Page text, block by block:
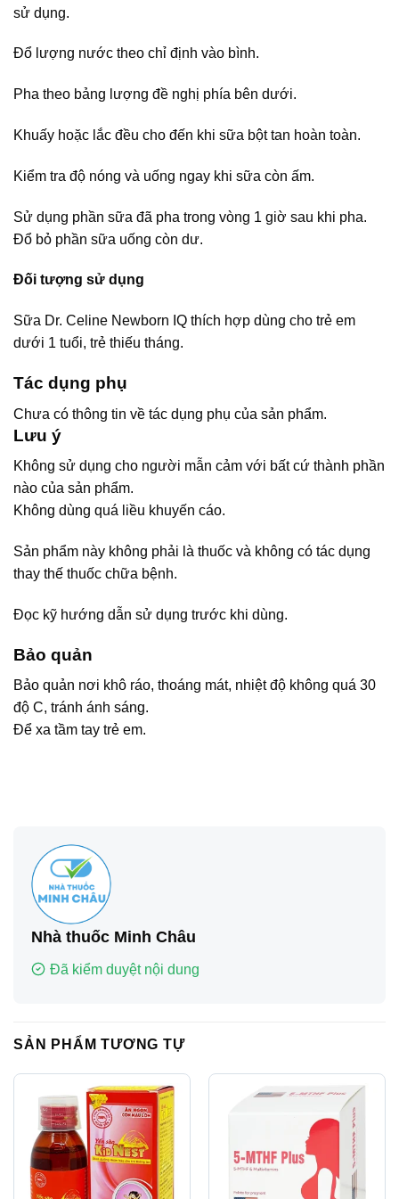
sử dụng.
Đổ lượng nước theo chỉ định vào bình.
Pha theo bảng lượng đề nghị phía bên dưới.
Khuấy hoặc lắc đều cho đến khi sữa bột tan hoàn toàn.
Kiểm tra độ nóng và uống ngay khi sữa còn ấm.
Sử dụng phần sữa đã pha trong vòng 1 giờ sau khi pha.
Đổ bỏ phần sữa uống còn dư.
Đối tượng sử dụng
Sữa Dr. Celine Newborn IQ thích hợp dùng cho trẻ em
dưới 1 tuổi, trẻ thiếu tháng.
Tác dụng phụ
Chưa có thông tin về tác dụng phụ của sản phẩm.
Lưu ý
Không sử dụng cho người mẫn cảm với bất cứ thành phần
nào của sản phẩm.
Không dùng quá liều khuyến cáo.
Sản phẩm này không phải là thuốc và không có tác dụng
thay thế thuốc chữa bệnh.
Đọc kỹ hướng dẫn sử dụng trước khi dùng.
Bảo quản
Bảo quản nơi khô ráo, thoáng mát, nhiệt độ không quá 30
độ C, tránh ánh sáng.
Để xa tầm tay trẻ em.
Nhà thuốc Minh Châu
Đã kiểm duyệt nội dung
SẢN PHẨM TƯƠNG TỰ